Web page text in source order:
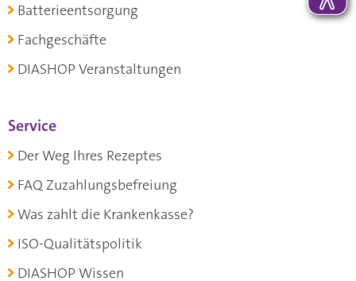
Batterieentsorgung
Fachgeschäfte
DIASHOP Veranstaltungen
Service
Der Weg Ihres Rezeptes
FAQ Zuzahlungsbefreiung
Was zahlt die Krankenkasse?
ISO-Qualitätspolitik
DIASHOP Wissen